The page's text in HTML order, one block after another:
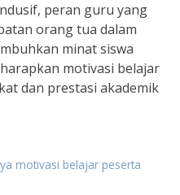
peran guru yang
orang tua dalam
minat siswa
motivasi belajar
dan prestasi akademik
motivasi belajar peserta